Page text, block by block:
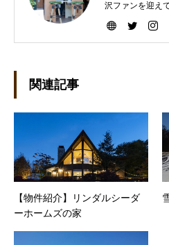
沢ファンを迎え
を選んで下さっ
関連記事
【物件紹介】リンダルシーダ
ーホームズの家